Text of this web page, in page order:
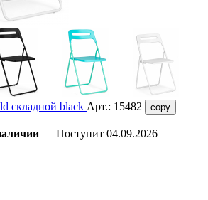
складной black Арт.: 15482 copy
— Поступит 04.09.2026